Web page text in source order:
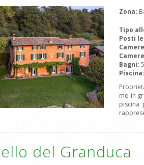
Zona:
Tipo
Posti
Bagni: 5
Piscina:
mq in
piscina
del Granduca